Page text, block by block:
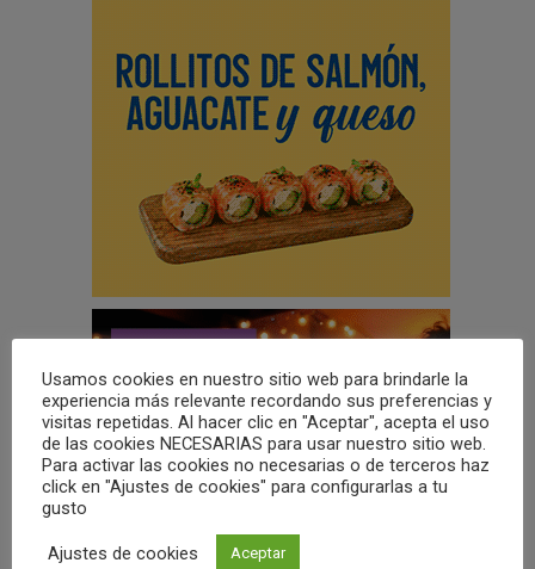
Usamos cookies en nuestro sitio web para brindarle la
experiencia más relevante recordando sus preferencias y
visitas repetidas. Al hacer clic en "Aceptar", acepta el uso
de las cookies NECESARIAS para usar nuestro sitio web.
Para activar las cookies no necesarias o de terceros haz
click en "Ajustes de cookies" para configurarlas a tu
gusto
Ajustes de cookies Aceptar